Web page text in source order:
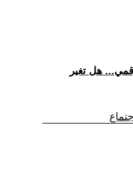
هل تغير